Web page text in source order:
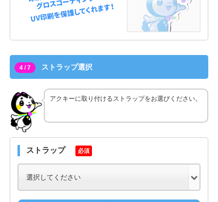
4 / 7 ストラップ選択
アクキーに取り付けるストラップをお選びください。
ストラップ 必須